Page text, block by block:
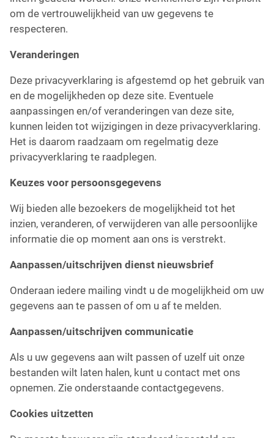
om de vertrouwelijkheid van uw gegevens te
respecteren.
Veranderingen
Deze privacyverklaring is afgestemd op het gebruik van
en de mogelijkheden op deze site. Eventuele
aanpassingen en/of veranderingen van deze site,
kunnen leiden tot wijzigingen in deze privacyverklaring.
Het is daarom raadzaam om regelmatig deze
privacyverklaring te raadplegen.
Keuzes voor persoonsgegevens
Wij bieden alle bezoekers de mogelijkheid tot het
inzien, veranderen, of verwijderen van alle persoonlijke
informatie die op moment aan ons is verstrekt.
Aanpassen/uitschrijven dienst nieuwsbrief
Onderaan iedere mailing vindt u de mogelijkheid om uw
gegevens aan te passen of om u af te melden.
Aanpassen/uitschrijven communicatie
Als u uw gegevens aan wilt passen of uzelf uit onze
bestanden wilt laten halen, kunt u contact met ons
opnemen. Zie onderstaande contactgegevens.
Cookies uitzetten